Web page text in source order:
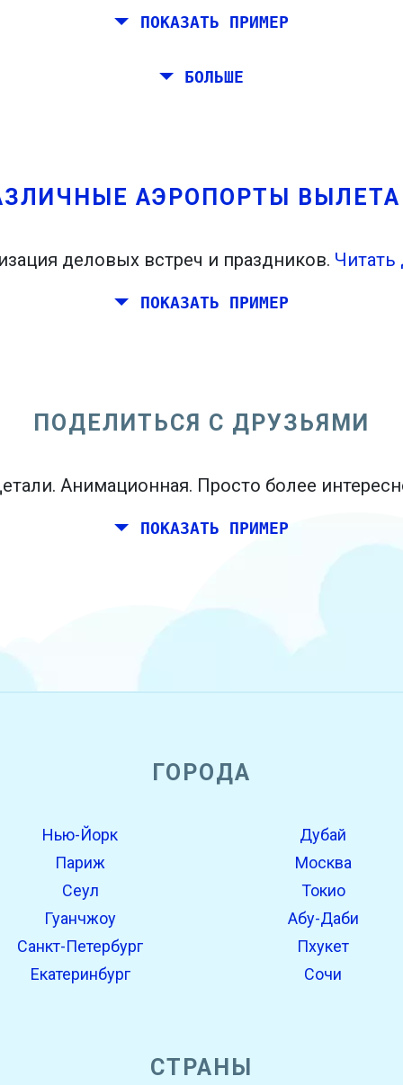
ПОКАЗАТЬ ПРИМЕР
Барселону, Стокгольм, Прагу и Афину.
БОЛЬШЕ
АЭРОПОРТЫ
деловых встреч и праздников. Читать
ПОКАЗАТЬ ПРИМЕР
ПОДЕЛИТЬСЯ С ДРУЗЬЯМИ
Анимационная. Просто более
ПОКАЗАТЬ ПРИМЕР
ГОРОДА
Нью-Йорк
Дубай
Париж
Москва
Сеул
Токио
Гуанчжоу
Абу-Даби
Санкт-Петербург
Пхукет
Екатеринбург Сочи
СТРАНЫ